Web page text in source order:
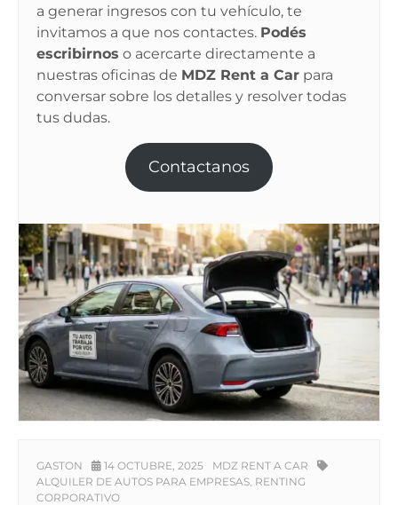
a generar ingresos con tu vehículo, te
invitamos a que nos contactes. Podés
escribirnos o acercarte directamente a
nuestras oficinas de MDZ Rent a Car para
conversar sobre los detalles y resolver todas
tus dudas.
Contactanos
GASTON 14 OCTUBRE, 2025
MDZ RENT A CAR
ALQUILER DE AUTOS PARA EMPRESAS RENTING
CORPORATIVO